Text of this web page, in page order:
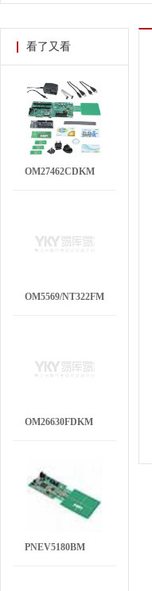
看了又看
OM27462CDKM
OM5569/NT322FM
OM26630FDKM
PNEV5180BM